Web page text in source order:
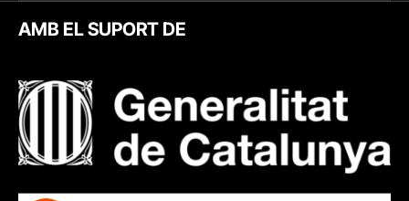
AMB EL SUPORT DE